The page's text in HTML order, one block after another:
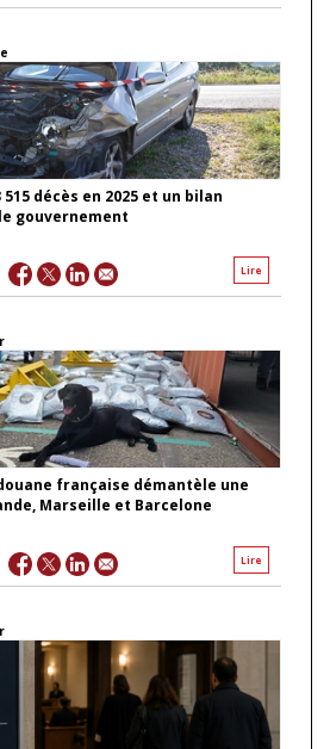
décès en 2025 et un bilan
gouvernement
Lire
française démantèle une
Marseille et Barcelone
Lire